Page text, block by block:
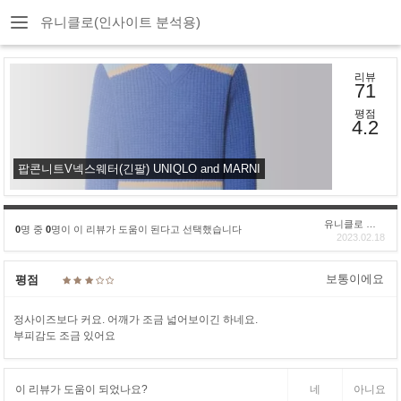
유니클로(인사이트 분석용)
팝콘니트V넥스웨터(긴팔) UNIQLO and MARNI
리뷰
71
평점
4.2
0명 중 0명이 이 리뷰가 도움이 된다고 선택했습니다
2023.02.18
평점 보통이에요
정사이즈보다 커요. 어깨가 조금 넓어보이긴 하네요.
부피감도 조금 있어요
이 리뷰가 도움이 되었나요? 네 아니요